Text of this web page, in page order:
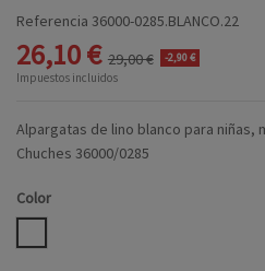
Referencia 36000-0285.BLANCO.22
26,10 € 29,00 € -2,90 €
Impuestos incluidos
Alpargatas de lino blanco para niñas,
Chuches 36000/0285
Color